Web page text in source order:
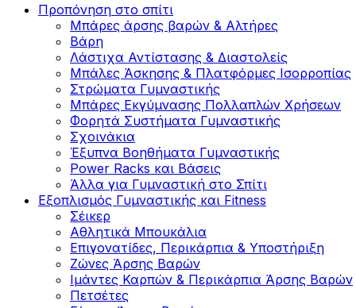
Προπόνηση στο σπίτι
Μπάρες άρσης βαρών & Αλτήρες
Βάρη
Λάστιχα Αντίστασης & Διαστολείς
Μπάλες Άσκησης & Πλατφόρμες Ισορροπίας
Στρώματα Γυμναστικής
Μπάρες Εκγύμνασης Πολλαπλών Χρήσεων
Φορητά Συστήματα Γυμναστικής
Σχοινάκια
Έξυπνα Βοηθήματα Γυμναστικής
Power Racks και Βάσεις
Άλλα για Γυμναστική στο Σπίτι
Εξοπλισμός Γυμναστικής και Fitness
Σέικερ
Αθλητικά Μπουκάλια
Επιγονατίδες, Περικάρπια & Υποστήριξη
Ζώνες Άρσης Βαρών
Ιμάντες Καρπών & Περικάρπια Άρσης Βαρών
Πετσέτες